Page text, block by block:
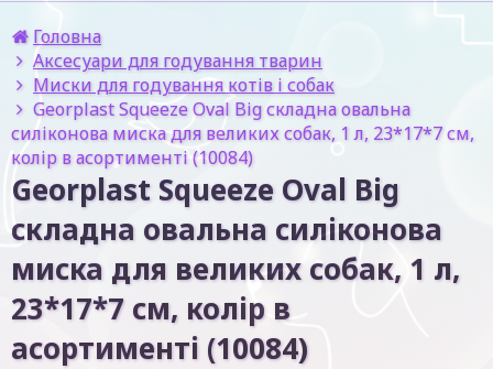
Головна
Аксесуари для годування тварин
Миски для годування котів і собак
Georplast Squeeze Oval Big складна овальна
силіконова миска для великих собак, 1 л, 23*17*7 см,
колір в асортименті (10084)
Georplast Squeeze Oval Big
складна овальна силіконова
миска для великих собак, 1 л,
23*17*7 см, колір в
асортименті (10084)